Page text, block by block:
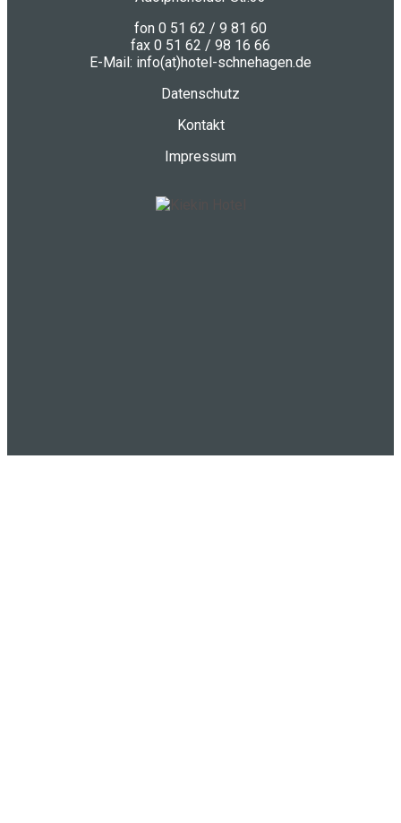
fon 0 51 62 / 9 81 60
fax 0 51 62 / 98 16 66
E-Mail: info(at)hotel-schnehagen.de
Datenschutz
Kontakt
Impressum